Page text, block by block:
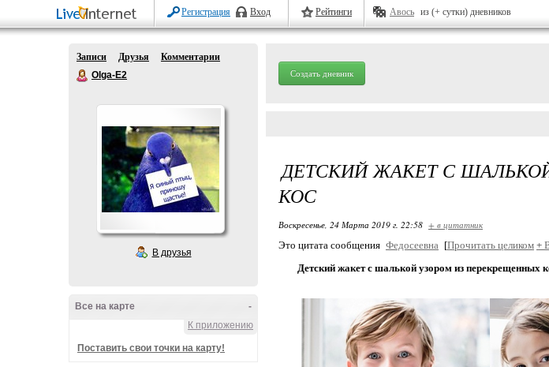
Регистрация Вход Рейтинги Авось из (+ сутки) дневников
Записи Друзья
Комментарии
Olga-E2
В друзья
-
Все на карте
К приложению
Поставить свои точки на карту!
Создать дневник
ДЕТСКИЙ ЖАКЕТ С
КОС
Воскресенье, 24 Марта 2019 г. 22:58 + в цитатник
Это цитата сообщения Федосеевна [Прочитать целиком +
Детский жакет с шалькой узором из перекрещенных